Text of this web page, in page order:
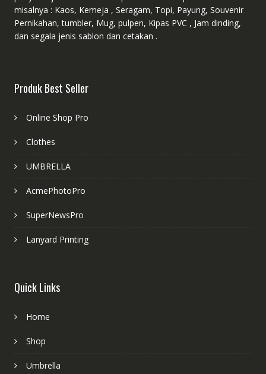
misalnya : Kaos, Kemeja , Seragam, Topi, Payung, Souvenir
Pernikahan, tumbler, Mug, pulpen, Kipas PVC , Jam dinding,
dan segala jenis sablon dan cetakan .
Produk Best Seller
Online Shop Pro
Clothes
UMBRELLA
AcmePhotoPro
SuperNewsPro
Lanyard Printing
Quick Links
Home
Shop
Umbrella